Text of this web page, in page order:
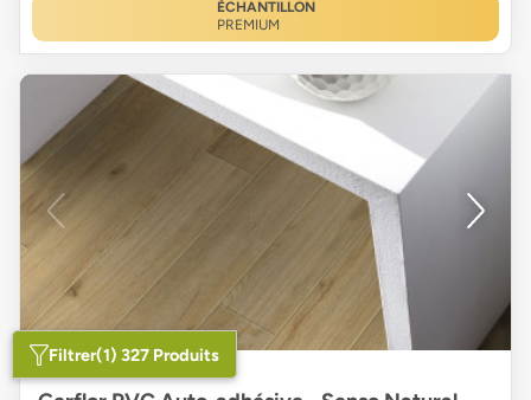
ÉCHANTILLON
PREMIUM
Filtrer(1) 327 Produits